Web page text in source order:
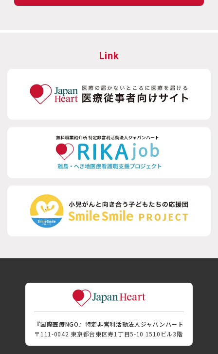
Link
『国際医療NGO』特定非営利活動法人ジャパンハート
〒111-0042 東京都台東区寿1丁目5-10 1510ビル3階